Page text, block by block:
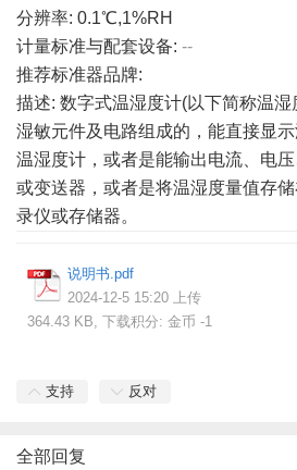
分辨率: 0.1℃,1%RH
计量标准与配套设备: --
推荐标准器品牌:
描述: 数字式温湿度计(以下简称温湿
湿敏元件及电路组成的，能直接显
温湿度计，或者是能输出电流、电
或变送器，或者是将温湿度量值存
录仪或存储器。
说明书.pdf
2024-12-5 15:20 上传
364.43 KB, 下载积分: 金币 -1
支持 反对
全部回复